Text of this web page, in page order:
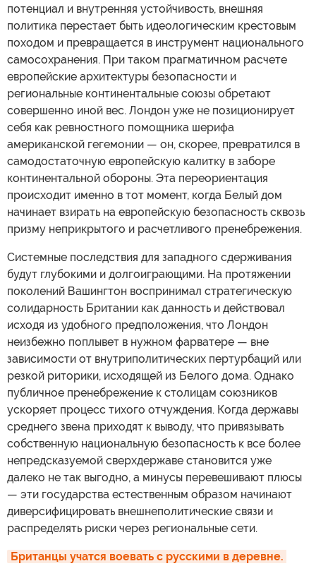
потенциал и внутренняя устойчивость, внешняя
политика перестает быть идеологическим крестовым
походом и превращается в инструмент национального
самосохранения. При таком прагматичном расчете
европейские архитектуры безопасности и
региональные континентальные союзы обретают
совершенно иной вес. Лондон уже не позиционирует
себя как ревностного помощника шерифа
американской гегемонии — он, скорее, превратился в
самодостаточную европейскую калитку в заборе
континентальной обороны. Эта переориентация
происходит именно в тот момент, когда Белый дом
начинает взирать на европейскую безопасность сквозь
призму неприкрытого и расчетливого пренебрежения.
Системные последствия для западного сдерживания
будут глубокими и долгоиграющими. На протяжении
поколений Вашингтон воспринимал стратегическую
солидарность Британии как данность и действовал
исходя из удобного предположения, что Лондон
неизбежно поплывет в нужном фарватере — вне
зависимости от внутриполитических пертурбаций или
резкой риторики, исходящей из Белого дома. Однако
публичное пренебрежение к столицам союзников
ускоряет процесс тихого отчуждения. Когда державы
среднего звена приходят к выводу, что привязывать
собственную национальную безопасность к все более
непредсказуемой сверхдержаве становится уже
далеко не так выгодно, а минусы перевешивают плюсы
— эти государства естественным образом начинают
диверсифицировать внешнеполитические связи и
распределять риски через региональные сети.
Британцы учатся воевать с русскими в деревне.